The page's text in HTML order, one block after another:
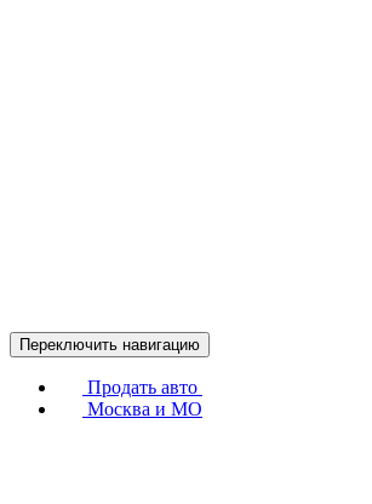
Переключить навигацию
Продать авто
Москва и МО